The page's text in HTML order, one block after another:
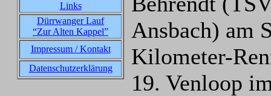
Links
Dürrwanger Lauf
“Zur Alten Kappel”
Impressum / Kontakt
Datenschutzerklärung
Ansbach) am
Kilometer-
19. Venloop